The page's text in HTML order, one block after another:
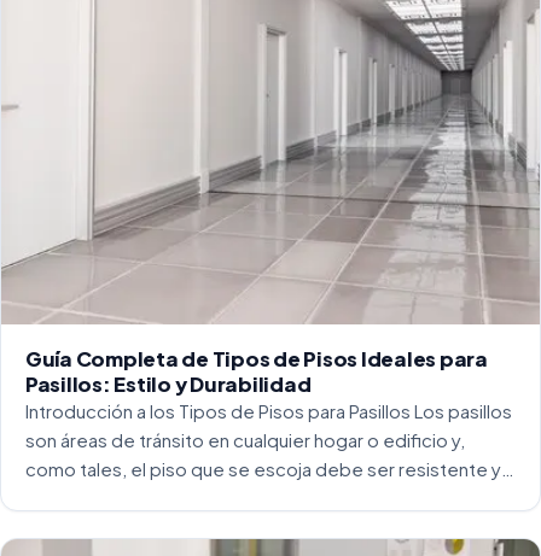
Guía Completa de Tipos de Pisos Ideales para
Pasillos: Estilo y Durabilidad
Introducción a los Tipos de Pisos para Pasillos Los pasillos
son áreas de tránsito en cualquier hogar o edificio y,
como tales, el piso que se escoja debe ser resistente y